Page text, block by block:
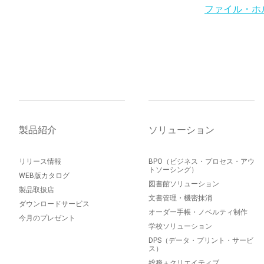
ファイル・
製品紹介
リリース情報
WEB版カタログ
製品取扱店
ダウンロードサービス
今月のプレゼント
ソリューション
BPO（ビジネス・プロセス・アウ
トソーシング）
図書館ソリューション
文書管理・機密抹消
オーダー手帳・ノベルティ制作
学校ソリューション
DPS（データ・プリント・サービ
ス）